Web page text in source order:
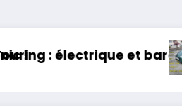
: Voiture sans permis,